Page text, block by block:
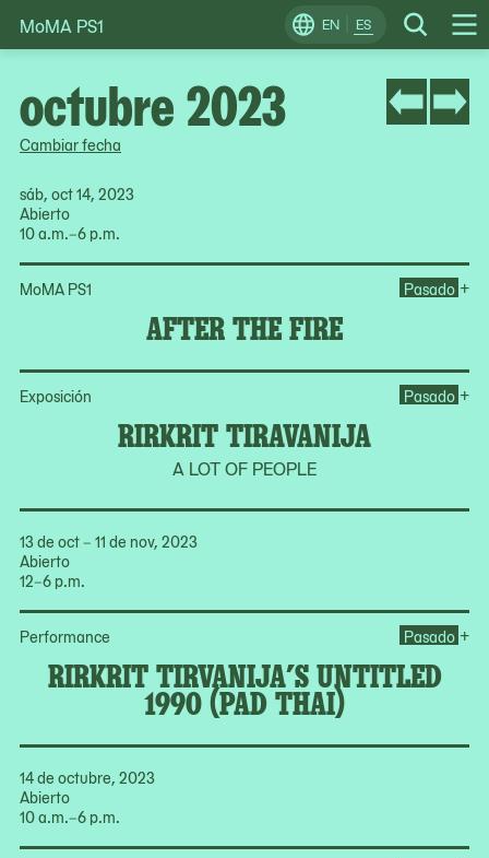
Skip
to
EN ES Search
Change
Locale
MoMA PS1
Cambiar fecha
sáb, oct 14, 2023
Abierto
10 a.m.–6 p.m.
MoMA PS1
AFTER THE FIRE
Pasado +
Exposición
RIRKRIT TIRAVANIJA
A LOT OF PEOPLE
Pasado +
13 de oct – 11 de nov, 2023
Abierto
12–6 p.m.
Performance
RIRKRIT TIRVANIJA’S UNTITLED
1990 (PAD THAI)
Pasado +
14 de octubre, 2023
Abierto
10 a.m.–6 p.m.
octubre 2023